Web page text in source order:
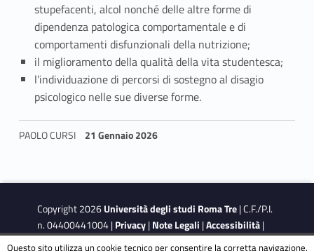
stupefacenti, alcol nonché delle altre forme di
dipendenza patologica comportamentale e di
comportamenti disfunzionali della nutrizione;
il miglioramento della qualità della vita studentesca;
l’individuazione di percorsi di sostegno al disagio
psicologico nelle sue diverse forme.
PAOLO CURSI 21 Gennaio 2026
Copyright 2026Università degli studi Roma Tre| C.F./P.I.
n. 04400441004 |Privacy|Note Legali |Accessibilità|
Obiettivi di accessibilità
| Dichiarazione di accessibilità
Questo sito utilizza un cookie tecnico per consentire la corretta navigazione.